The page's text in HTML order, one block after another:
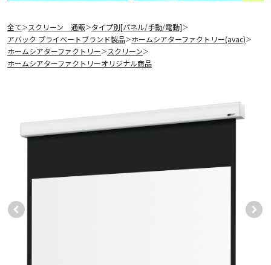
全て＞ スクリーン 通販＞タイプ別[パネル/手動/電動]＞
アバック プライベートブランド製品＞ホームシアターファクトリー(avac)＞
ホームシアターファクトリー＞ スクリーン＞
ホームシアターファクトリーオリジナル商品